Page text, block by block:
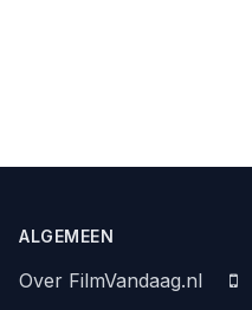
ALGEMEEN
Over FilmVandaag.nl